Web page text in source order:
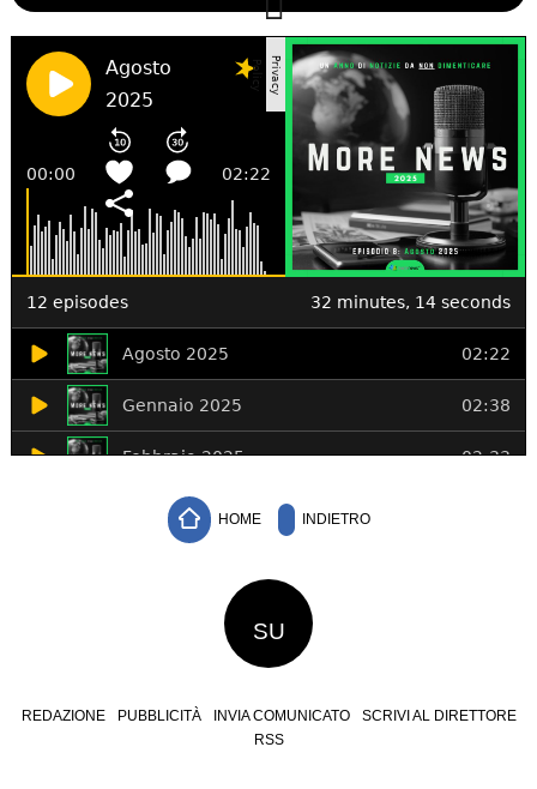
HOME INDIETRO
SU
REDAZIONE PUBBLICITÀ INVIA COMUNICATO
SCRIVI AL DIRETTORE
RSS